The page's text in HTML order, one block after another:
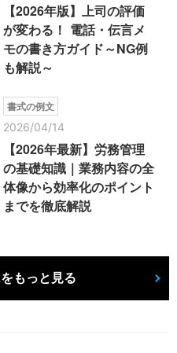
【2026年版】上司の評価
が変わる！ 電話・伝言メ
モの書き方ガイド～NG例
も解説～
書式の例文
2026/04/14
【2026年最新】労務管理
の基礎知識｜業務内容の全
体像から効率化のポイント
までを徹底解説
もっと見る